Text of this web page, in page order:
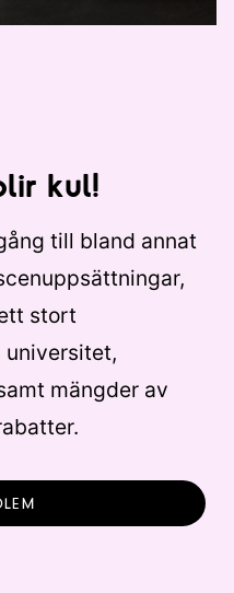
kul!
till bland annat
stort
mängder av